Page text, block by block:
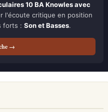
10 BA Knowles avec
l'écoute critique en position
forts : Son et Basses.
→